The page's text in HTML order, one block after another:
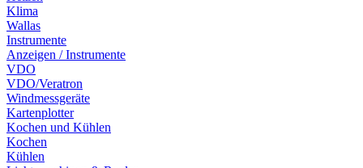
Klima
Wallas
Instrumente
Anzeigen / Instrumente
VDO
VDO/Veratron
Windmessgeräte
Kartenplotter
Kochen und Kühlen
Kochen
Kühlen